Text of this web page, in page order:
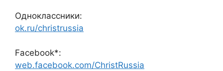
Одноклассники:
ok.ru/christrussia
Facebook*:
web.facebook.com/ChristRussia